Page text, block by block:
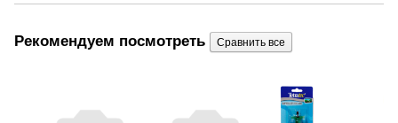
Рекомендуем посмотреть